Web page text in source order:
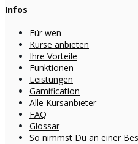
Infos
Für wen
Kurse anbieten
Ihre Vorteile
Funktionen
Leistungen
Gamification
Alle Kursanbieter
FAQ
Glossar
So nimmst Du an einer